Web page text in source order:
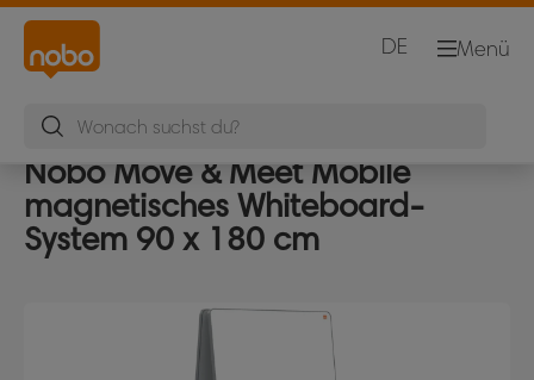
Menü
DE
Nobo Move & Meet Mobile
magnetisches Whiteboard-
System 90 x 180 cm